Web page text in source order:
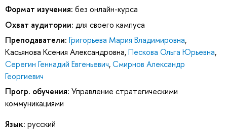
Формат изучения: без онлайн-курса
Охват аудитории: для своего кампуса
Преподаватели: Григорьева Мария Владимировна,
Касьянова Ксения Александровна,Пескова Ольга Юрьевна,
Серегин Геннадий Евгеньевич,Смирнов Александр
Георгиевич
Прогр. обучения: Управление стратегическими
коммуникациями
Язык: русский